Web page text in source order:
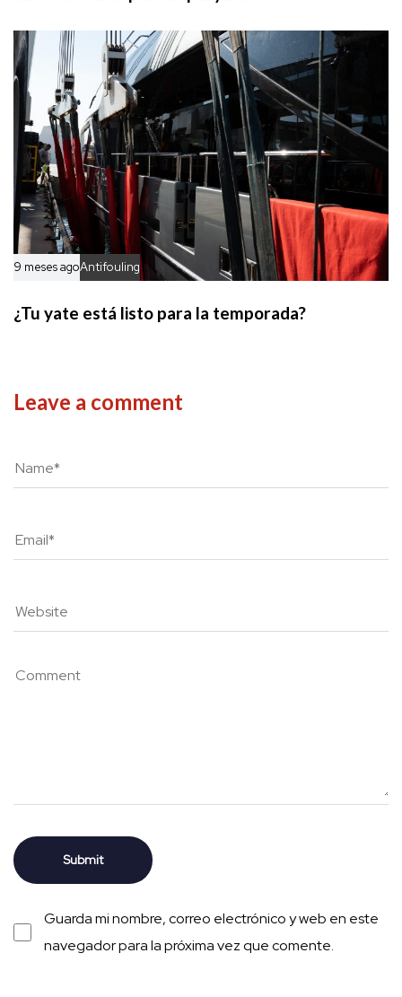
9 meses agoAntifouling
¿Tu yate está listo para la temporada?
Leave a comment
Guarda mi nombre, correo electrónico y web en este
navegador para la próxima vez que comente.